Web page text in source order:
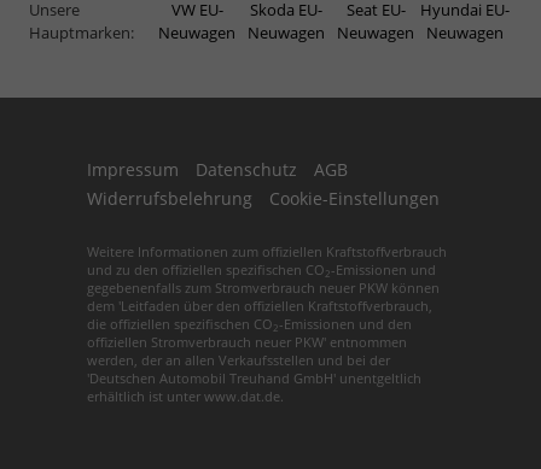
Unsere
Hauptmarken:
VW EU-
Neuwagen
Skoda EU-
Neuwagen
Seat EU-
Neuwagen
Hyundai EU-
Neuwagen
Impressum Datenschutz
AGB
Widerrufsbelehrung
Cookie-Einstellungen
Weitere Informationen zum offiziellen Kraftstoffverbrauch
und zu den offiziellen spezifischen CO 2 -Emissionen und
gegebenenfalls zum Stromverbrauch neuer PKW können
dem 'Leitfaden über den offiziellen Kraftstoffverbrauch,
die offiziellen spezifischen CO 2 -Emissionen und den
offiziellen Stromverbrauch neuer PKW' entnommen
werden, der an allen Verkaufsstellen und bei der
'Deutschen Automobil Treuhand GmbH' unentgeltlich
erhältlich ist unter www.dat.de.